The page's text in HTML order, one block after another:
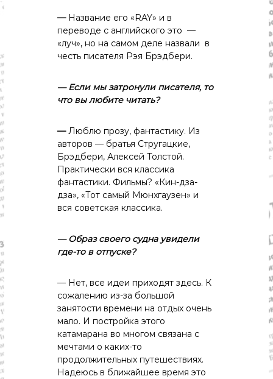
—Название его «RAY» и в
переводе с английского это —
«луч», но на самом деле назвали в
честь писателя Рэя Брэдбери.
— Если мы затронули писателя, то
чтовы любите читать?
—Люблю прозу, фантастику. Из
авторов — братья Стругацкие,
Брэдбери, Алексей Толстой.
Практически вся классика
фантастики. Фильмы? «Кин-дза-
дза», «Тот самый Мюнхгаузен» и
вся советская классика.
— Образ своего судна увидели
где-то в отпуске?
— Нет, все идеи приходят здесь. К
сожалению из-за большой
занятости времени на отдых очень
мало. И постройка этого
катамарана во многом связана с
мечтами о каких-то
продолжительных путешествиях.
Надеюсь в ближайшее время это